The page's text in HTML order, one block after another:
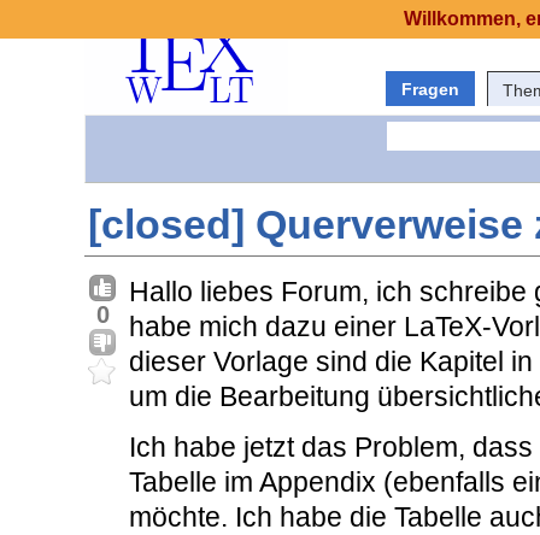
Fragen
[closed]
0
Hallo liebes Forum, ich
habe mich dazu einer LaTeX-
dieser Vorlage sind die Kapitel
um die Bearbeitung
Ich habe jetzt das Problem,
Tabelle im Appendix (ebenfalls
möchte. Ich habe die Tabelle
Willkommen,